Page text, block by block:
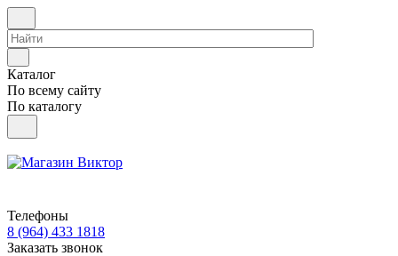
Каталог
По всему сайту
По каталогу
Телефоны
8 (964) 433 1818
Заказать звонок